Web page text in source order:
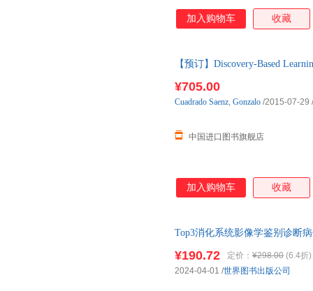
加入购物车 收藏
【预订】Discovery-Based
¥705.00
中国进口图书旗舰店
Cuadrado Saenz, Gonzalo /2015-07-29 /
加入购物车 收藏
Top3消化系统影像学鉴别诊断
¥190.72 定价： ¥298.00 (6.4折)
2024-04-01 /世界图书出版公司